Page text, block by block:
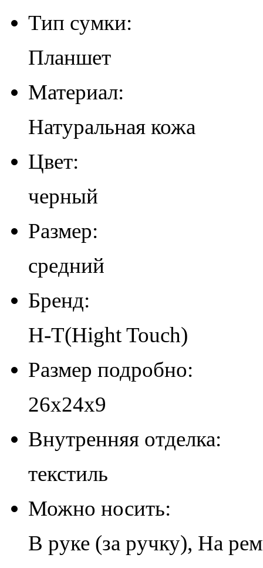
Тип сумки:
Планшет
Материал:
Натуральная кожа
Цвет:
черный
Размер:
средний
Бренд:
H-T(Hight Touch)
Размер подробно:
26х24х9
Внутренняя отделка:
текстиль
Можно носить:
В руке (за ручку), На